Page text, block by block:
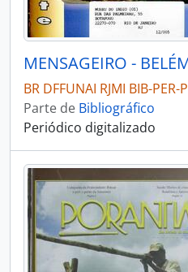
BR DFFUNAI RJMI BIB-PER-
Parte de Bibliográfico
Periódico digitalizado